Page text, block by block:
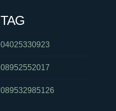
TAG
04025330923
08952552017
089532985126